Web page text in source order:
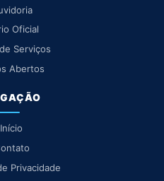
Oficial
Serviços
Abertos
Início
Privacidade